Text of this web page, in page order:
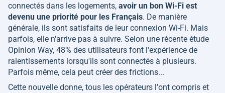
connectés dans les logements, avoir un bon Wi-Fi est
devenu une priorité pour les Français. De manière
générale, ils sont satisfaits de leur connexion Wi-Fi. Mais
parfois, elle n'arrive pas à suivre. Selon une récente étude
Opinion Way, 48% des utilisateurs font l'expérience de
ralentissements lorsqu'ils sont connectés à plusieurs.
Parfois même, cela peut créer des frictions...
Cette nouvelle donne, tous les opérateurs l'ont compris et